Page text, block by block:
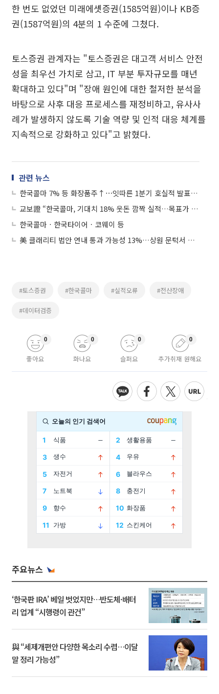
한 번도 없었던 미래에셋증권(1585억원)이나 KB증
권(1587억원)의 4분의 1 수준에 그쳤다.
토스증권 관계자는 "토스증권은 대고객 서비스 안전
성을 최우선 가치로 삼고, IT 부분 투자규모를 매년
확대하고 있다"며 "장애 원인에 대한 철저한 분석을
바탕으로 사후 대응 프로세스를 재정비하고, 유사사
례가 발생하지 않도록 기술 역량 및 인적 대응 체계를
지속적으로 강화하고 있다"고 밝혔다.
관련 뉴스
한국콜마 7% 등 화장품주↑⋯잇따른 1분기 호실적 발표에 동반 강세
교보證 “한국콜마, 기대치 18% 웃돈 깜짝 실적…목표가 13만원”
한국콜마ㆍ한국타이어ㆍ코웨이 등
美 클래리티 법안 연내 통과 가능성 13%…상원 문턱서 제동
#토스증권 #한국콜마 #실적오류 #전산장애
#데이터검증
좋아요
0
화나요
0
슬퍼요
0
추가취재 원해요
0
주요뉴스
‘한국판 IRA’ 베일 벗었지만…반도체·배터
리 업계 “시행령이 관건”
與 “세제개편안 다양한 목소리 수렴…이달
말 정리 가능성”